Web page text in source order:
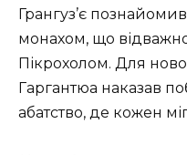
Грангуз’є
монахом, що відважно
Пікрохолом. Для
Гаргантюа наказав
абатство, де кожен